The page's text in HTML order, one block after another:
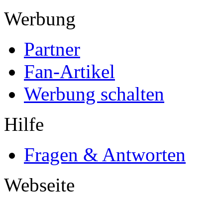
Werbung
Partner
Fan-Artikel
Werbung schalten
Hilfe
Fragen & Antworten
Webseite